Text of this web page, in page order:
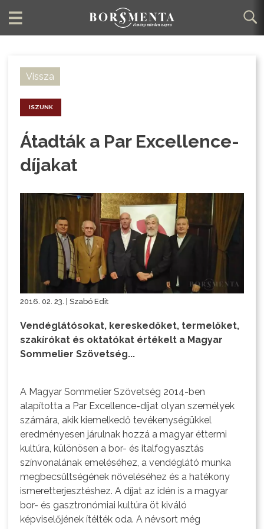
Vissza
ISZUNK
Átadták a Par Excellence-
díjakat
2016. 02. 23. | Szabó Edit
Vendéglátósokat, kereskedőket, termelőket,
szakírókat és oktatókat értékelt a Magyar
Sommelier Szövetség...
A Magyar Sommelier Szövetség 2014-ben
alapította a Par Excellence-díjat olyan személyek
számára, akik kiemelkedő tevékenységükkel
eredményesen járulnak hozzá a magyar éttermi
kultúra, különösen a bor- és italfogyasztás
színvonalának emeléséhez, a vendéglátó munka
megbecsültségének növeléséhez és a hatékony
ismeretterjesztéshez. A díjat az idén is a magyar
bor- és gasztronómiai kultúra öt kiváló
képviselőjének ítélték oda. A névsort még